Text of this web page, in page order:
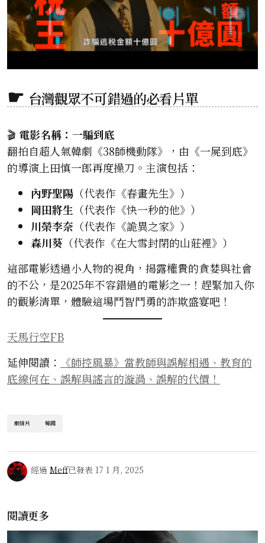
台灣觀眾不可錯過的必看片單
🎬 電影名稱：一騙到底
翻拍自超人氣韓劇《38師機動隊》，由《一屍到底》
的導演上田慎一郎再度操刀。主演包括：
內野聖陽 （代表作《春畫先生》）
岡田將生 （代表作《快一秒的他》）
川榮李奈 （代表作《詭異之家》）
森川葵 （代表作《在大雪封閉的山莊裡》）
這部電影透過小人物的視角，揭露權貴的貪婪與社會
的不公，是2025年不容錯過的電影之一！趕緊加入你
的觀影清單，體驗這場鬥智鬥勇的詐欺盛宴吧！
天馬行空FB
延伸閱讀：
《師控風暴》當教師與誤解相遇、教育的
底線何在、誤解與謠言的漩渦、誤解的代價！
劇情片 韓國
經過 Meff已發表 17 1 月, 2025
閱讀更多